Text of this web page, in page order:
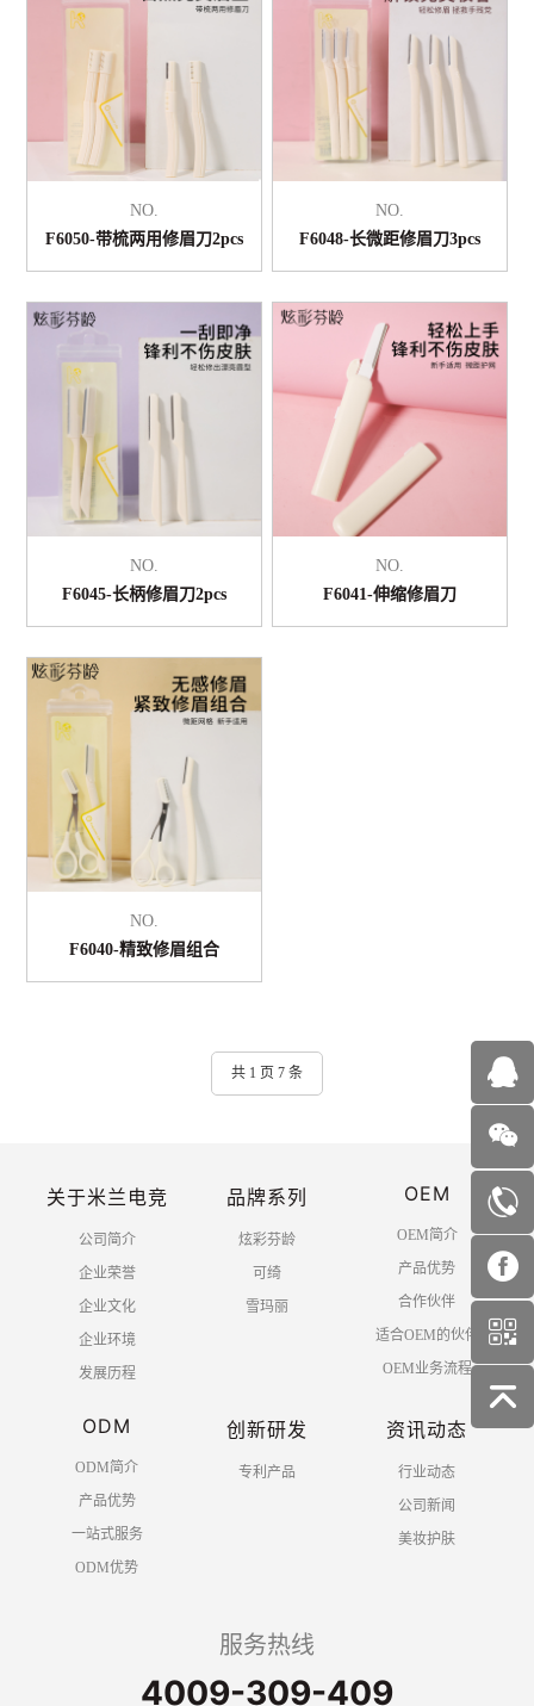
NO.
F6050-带梳两用修眉刀2pcs
NO.
F6048-长微距修眉刀3pcs
NO.
F6045-长柄修眉刀2pcs
NO.
F6041-伸缩修眉刀
NO.
F6040-精致修眉组合
共 1 页 7 条
关于米兰电竞
公司简介
企业荣誉
企业文化
企业环境
发展历程
品牌系列
炫彩芬龄
可绮
雪玛丽
OEM
OEM简介
产品优势
合作伙伴
适合OEM的伙伴
OEM业务流程
ODM
ODM简介
产品优势
一站式服务
ODM优势
创新研发
专利产品
资讯动态
行业动态
公司新闻
美妆护肤
服务热线
4009-309-409